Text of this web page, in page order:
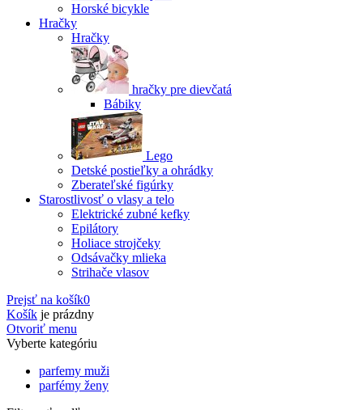
Horské bicykle
Hračky
Hračky
hračky pre dievčatá
Bábiky
Lego
Detské postieľky a ohrádky
Zberateľské figúrky
Starostlivosť o vlasy a telo
Elektrické zubné kefky
Epilátory
Holiace strojčeky
Odsávačky mlieka
Strihače vlasov
Prejsť na košík0
Košík je prázdny
Otvoriť menu
Vyberte kategóriu
parfemy muži
parfémy ženy